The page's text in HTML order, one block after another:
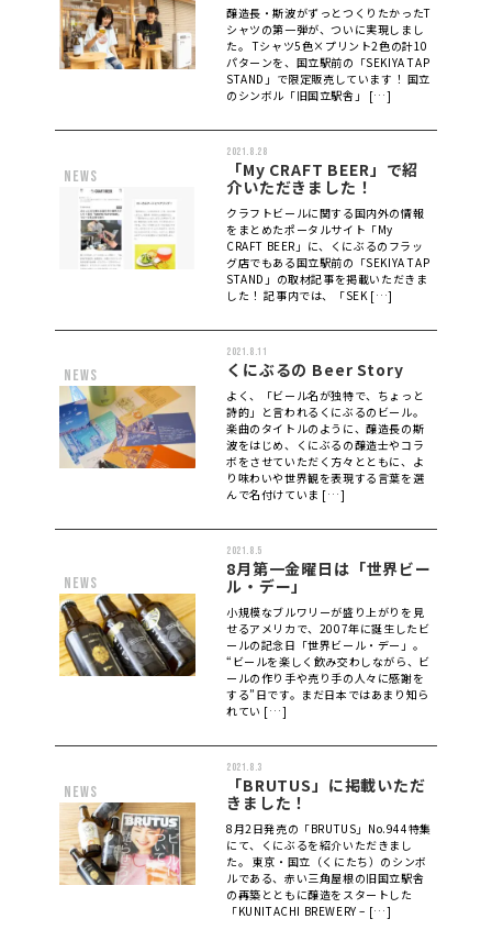
醸造長・斯波がずっとつくりたかったT
シャツの第一弾が、ついに実現しまし
た。 Tシャツ5色×プリント2色の計10
パターンを、国立駅前の「SEKIYA TAP
STAND」で限定販売しています！ 国立
のシンボル「旧国立駅舎」 […]
news
2021.8.28
「My CRAFT BEER」で紹
介いただきました！
クラフトビールに関する国内外の情報
をまとめたポータルサイト「My
CRAFT BEER」に、くにぶるのフラッ
グ店でもある国立駅前の「SEKIYA TAP
STAND」の取材記事を掲載いただきま
した！ 記事内では、「SEK […]
news
2021.8.11
くにぶるの Beer Story
よく、「ビール名が独特で、ちょっと
詩的」と言われるくにぶるのビール。
楽曲のタイトルのように、醸造長の斯
波をはじめ、くにぶるの醸造士やコラ
ボをさせていただく方々とともに、よ
り味わいや世界観を表現する言葉を選
んで名付けていま […]
news
2021.8.5
8月第一金曜日は「世界ビー
ル・デー」
小規模なブルワリーが盛り上がりを見
せるアメリカで、2007年に誕生したビ
ールの記念日「世界ビール・デー」。
“ビールを楽しく飲み交わしながら、ビ
ールの作り手や売り手の人々に感謝を
する”日です。まだ日本ではあまり知ら
れてい […]
news
2021.8.3
「BRUTUS」に掲載いただ
きました！
8月2日発売の「BRUTUS」No.944特集
にて、くにぶるを紹介いただきまし
た。 東京・国立（くにたち）のシンボ
ルである、赤い三角屋根の旧国立駅舎
の再築とともに醸造をスタートした
「KUNITACHI BREWERY – […]